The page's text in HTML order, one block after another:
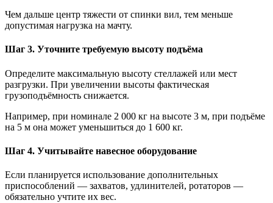
Чем дальше центр тяжести от спинки вил, тем меньше
допустимая нагрузка на мачту.
Шаг 3. Уточните требуемую высоту подъёма
Определите максимальную высоту стеллажей или мест
разгрузки. При увеличении высоты фактическая
грузоподъёмность снижается.
Например, при номинале 2 000 кг на высоте 3 м, при подъёме
на 5 м она может уменьшиться до 1 600 кг.
Шаг 4. Учитывайте навесное оборудование
Если планируется использование дополнительных
приспособлений — захватов, удлинителей, ротаторов —
обязательно учтите их вес.